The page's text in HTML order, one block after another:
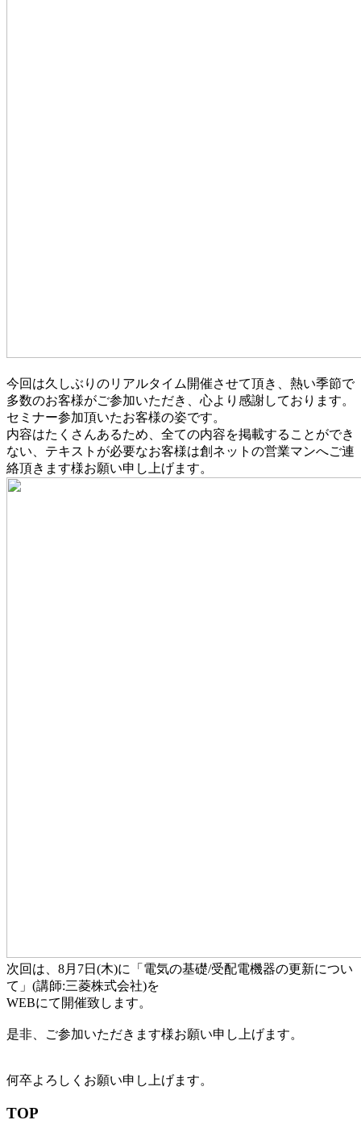
今回は久しぶりのリアルタイム開催させて頂き、熱い季節で
多数のお客様がご参加いただき、心より感謝しております。
セミナー参加頂いたお客様の姿です。
内容はたくさんあるため、全ての内容を掲載することができ
ない、テキストが必要なお客様は創ネットの営業マンへご連
絡頂きます様お願い申し上げます。
次回は、8月7日(木)に「電気の基礎/受配電機器の更新につい
て」(講師:三菱株式会社)を
WEBにて開催致します。
是非、ご参加いただきます様お願い申し上げます。
何卒よろしくお願い申し上げます。
TOP